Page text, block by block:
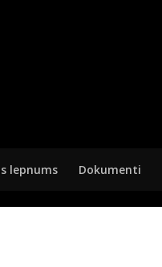
lepnums Dokumenti